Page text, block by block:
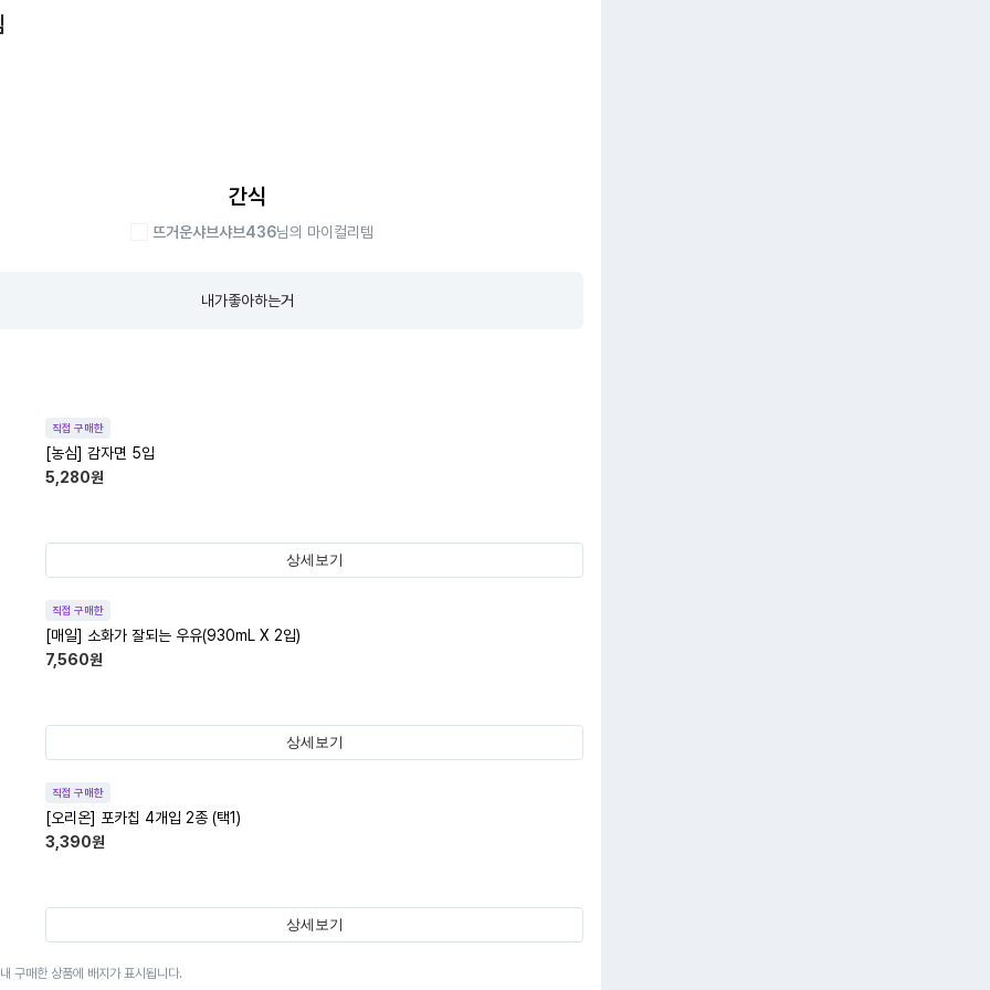
간식
뜨거운샤브샤브436님의 마이컬리템
내가좋아하는거
직접 구매한
[농심] 감자면 5입
5,280원
상세보기
직접 구매한
[매일] 소화가 잘되는 우유(930mL X 2입)
7,560원
상세보기
직접 구매한
[오리온] 포카칩 4개입 2종 (택1)
3,390원
상세보기
구매한 상품에 배지가 표시됩니다.